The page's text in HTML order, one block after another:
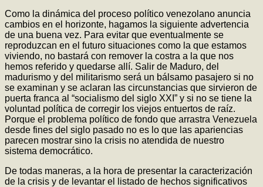
Como la dinámica del proceso político venezolano anuncia
cambios en el horizonte, hagamos la siguiente advertencia
de una buena vez. Para evitar que eventualmente se
reproduzcan en el futuro situaciones como la que estamos
viviendo, no bastará con remover la costra a la que nos
hemos referido y quedarse allí. Salir de Maduro, del
madurismo y del militarismo será un bálsamo pasajero si no
se examinan y se aclaran las circunstancias que sirvieron de
puerta franca al “socialismo del siglo XXI” y si no se tiene la
voluntad política de corregir los viejos entuertos de raíz.
Porque el problema político de fondo que arrastra Venezuela
desde fines del siglo pasado no es lo que las apariencias
parecen mostrar sino la crisis no atendida de nuestro
sistema democrático.
De todas maneras, a la hora de presentar la caracterización
de la crisis y de levantar el listado de hechos significativos